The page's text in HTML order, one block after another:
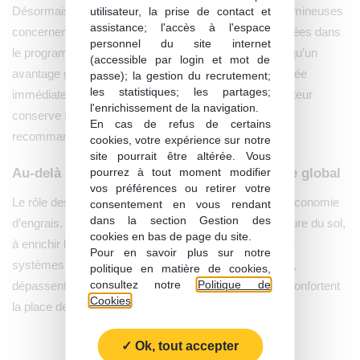
utilisateur, la prise de contact et
assistance; l'accès à l'espace
personnel du site internet
(accessible par login et mot de
passe); la gestion du recrutement;
les statistiques; les partages;
l'enrichissement de la navigation.
En cas de refus de certains
cookies, votre expérience sur notre
site pourrait être altérée. Vous
pourrez à tout moment modifier
vos préférences ou retirer votre
consentement en vous rendant
dans la section Gestion des
cookies en bas de page du site.
Pour en savoir plus sur notre
politique en matière de cookies,
consultez notre Politique de
Cookies.
Ok, tout accepter
Désormais, les couverts végétaux composés de légumineuses
concernent 24,5 % de la SAU des exploitations engagées dans
le programme. L’algorithme propose les espèces lorsqu’un
avantage global est identifié, même si leur valeur ajoutée
immédiate peut sembler plus faible. Toutefois, l’agriculteur
conserve la maîtrise des décisions et peut ajuster les
recommandations selon ses contraintes.
Au-delà de l’azote, un bénéfice agronomique global
Le rôle des légumineuses ne se limite pas à la seule économie
d’engrais. Elles contribuent aussi à améliorer la structure du sol,
à enrichir la biodiversité et à renforcer la résilience des
systèmes de culture. Autant de bénéfices qui, à terme,
dépassent largement la seule question de l’azote, Ils confortent
la place de ces cultures dans les assolements.